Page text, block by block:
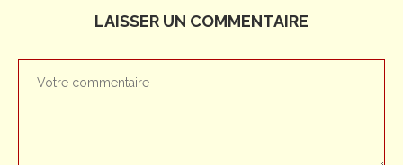
LAISSER UN COMMENTAIRE